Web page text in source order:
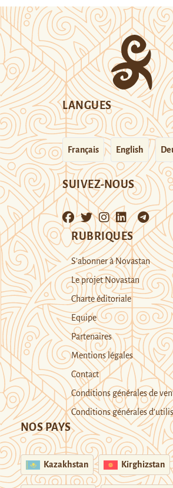
LANGUES
Français English
SUIVEZ-NOUS
RUBRIQUES
S’abonner à Novastan
Le projet Novastan
Charte éditoriale
Equipe
Partenaires
Mentions légales
Contact
Conditions générales de
Conditions générales
NOS PAYS
Kazakhstan Kirghizstan